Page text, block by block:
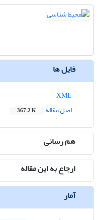
فایل ها
اصل مقاله
367.2 K
هم رسانی
ارجاع به این مقاله
آمار